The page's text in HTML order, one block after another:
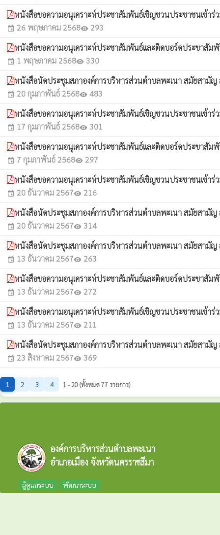
หนังสือขอความอนุเคราะห์ประชาสัมพันธ์เชิญชวนประชาชนเข้า
event 26 พฤษภาคม 2568visibility 293
หนังสือขอความอนุเคราะห์ประชาสัมพันธ์และติดบอร์ดประขาสัม
event 1 พฤษภาคม 2568visibility 330
หนังสือนัดประชุมสภาองค์การบริหารส่วนตำบลพะเนา สมัยสามั
event 20 กุมภาพันธ์ 2568visibility 483
หนังสือขอความอนุเคราะห์ประชาสัมพันธ์เชิญชวนประชาชนเข้า
event 17 กุมภาพันธ์ 2568visibility 301
หนังสือขอความอนุเคราะห์ประชาสัมพันธ์และติดบอร์ดประขาสัม
event 7 กุมภาพันธ์ 2568visibility 297
หนังสือขอความอนุเคราะห์ประชาสัมพันธ์เชิญชวนประชาชนเข้า
event 20 ธันวาคม 2567visibility 216
หนังสือนัดประชุมสภาองค์การบริหารส่วนตำบลพะเนา สมัยสามั
event 20 ธันวาคม 2567visibility 314
หนังสือนัดประชุมสภาองค์การบริหารส่วนตำบลพะเนา สมัยสามั
event 13 ธันวาคม 2567visibility 263
หนังสือขอความอนุเคราะห์ประชาสัมพันธ์และติดบอร์ดประขาสัม
event 13 ธันวาคม 2567visibility 272
หนังสือขอความอนุเคราะห์ประชาสัมพันธ์เชิญชวนประชาชนเข้า
event 13 ธันวาคม 2567visibility 211
หนังสือนัดประชุมสภาองค์การบริหารส่วนตำบลพะเนา สมัยสามั
event 23 สิงหาคม 2567visibility 369
1 2 3 4 1 - 20 (ทั้งหมด 77 รายการ)
องค์การบริหารส่วนตำบลพะเนา
อำเภอเมือง จังหวัดนครราชสีมา
ผู้ดูแลระบบ พัฒนาระบบ